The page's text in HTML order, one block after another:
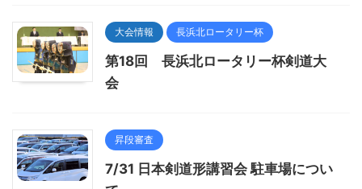
大会情報 長浜北ロータリー杯
第18回 長浜北ロータリー杯剣道大
会
昇段審査
7/31 日本剣道形講習会 駐車場につい